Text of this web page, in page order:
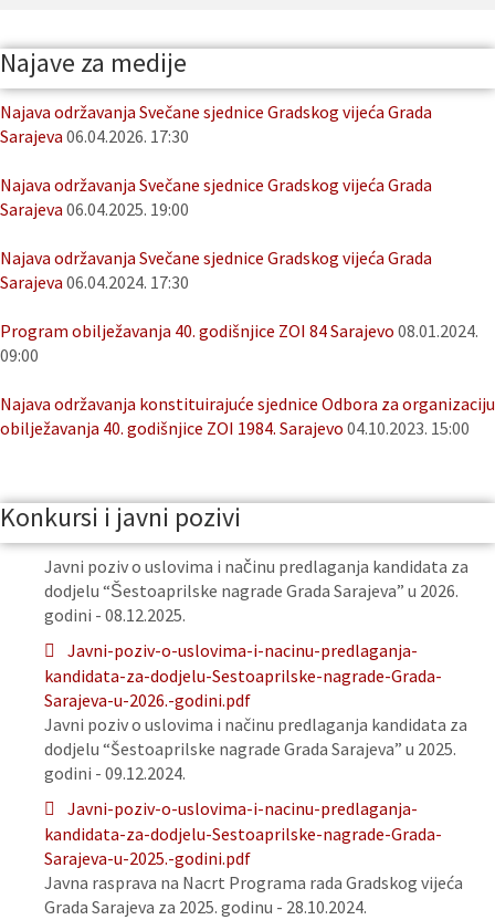
Najave za medije
Najava održavanja Svečane sjednice Gradskog vijeća Grada
Sarajeva 06.04.2026. 17:30
Najava održavanja Svečane sjednice Gradskog vijeća Grada
Sarajeva 06.04.2025. 19:00
Najava održavanja Svečane sjednice Gradskog vijeća Grada
Sarajeva 06.04.2024. 17:30
Program obilježavanja 40. godišnjice ZOI 84 Sarajevo 08.01.2024.
09:00
Najava održavanja konstituirajuće sjednice Odbora za organizaciju
obilježavanja 40. godišnjice ZOI 1984. Sarajevo 04.10.2023. 15:00
Konkursi i javni pozivi
Javni poziv o uslovima i načinu predlaganja kandidata za
dodjelu “Šestoaprilske nagrade Grada Sarajeva” u 2026.
godini - 08.12.2025.
Javni-poziv-o-uslovima-i-nacinu-predlaganja-
kandidata-za-dodjelu-Sestoaprilske-nagrade-Grada-
Sarajeva-u-2026.-godini.pdf
Javni poziv o uslovima i načinu predlaganja kandidata za
dodjelu “Šestoaprilske nagrade Grada Sarajeva” u 2025.
godini - 09.12.2024.
Javni-poziv-o-uslovima-i-nacinu-predlaganja-
kandidata-za-dodjelu-Sestoaprilske-nagrade-Grada-
Sarajeva-u-2025.-godini.pdf
Javna rasprava na Nacrt Programa rada Gradskog vijeća
Grada Sarajeva za 2025. godinu - 28.10.2024.